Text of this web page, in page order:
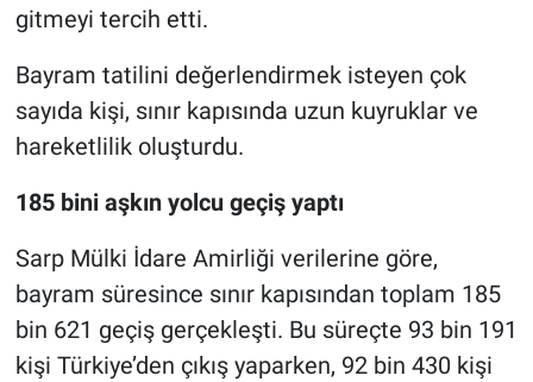
gitmeyi tercih etti.
Bayram tatilini değerlendirmek isteyen çok
sayıda kişi, sınır kapısında uzun kuyruklar ve
hareketlilik oluşturdu.
185 bini aşkın yolcu geçiş yaptı
Sarp Mülki İdare Amirliği verilerine göre,
bayram süresince sınır kapısından toplam 185
bin 621 geçiş gerçekleşti. Bu süreçte 93 bin 191
kişi Türkiye’den çıkış yaparken, 92 bin 430 kişi